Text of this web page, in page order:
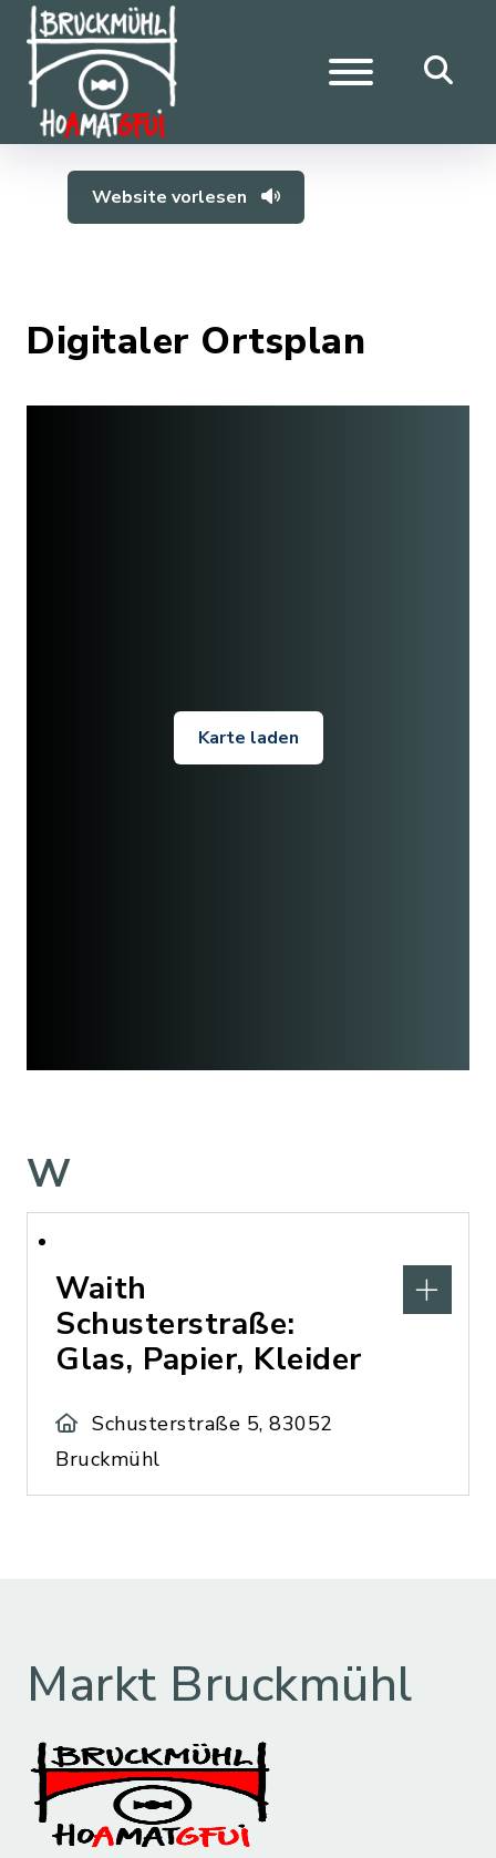
Website vorlesen
Digitaler Ortsplan
Karte laden
W
Waith
Schusterstraße:
Glas, Papier, Kleider
Schusterstraße 5, 83052
Bruckmühl
Markt Bruckmühl